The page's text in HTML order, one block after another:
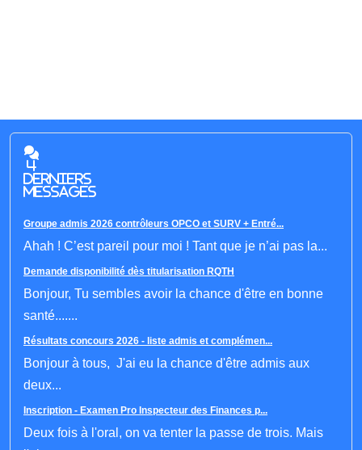
4
derniers
messages
Groupe admis 2026 contrôleurs OPCO et SURV + Entré...
Ahah ! C’est pareil pour moi ! Tant que je n’ai pas la...
Demande disponibilité dès titularisation RQTH
Bonjour, Tu sembles avoir la chance d'être en bonne
santé.......
Résultats concours 2026 - liste admis et complémen...
Bonjour à tous, J'ai eu la chance d'être admis aux
deux...
Inscription - Examen Pro Inspecteur des Finances p...
Deux fois à l'oral, on va tenter la passe de trois. Mais